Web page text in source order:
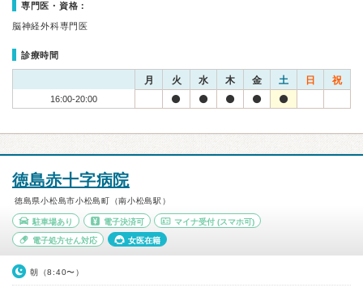
専門医・資格：
脳神経外科専門医
診療時間
月 火 水 木 金 土 日 祝
16:00-20:00
徳島赤十字病院
徳島県小松島市小松島町（南小松島駅）
駐車場あり 電子決済可 マイナ受付 (スマホ可)
電子処方せん対応 女医在籍
朝（8:40〜）